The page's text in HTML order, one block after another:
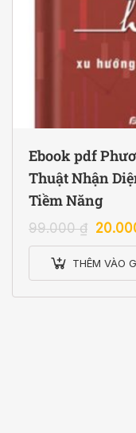
Ebook pdf
Thuật Nhận
Tiềm Năng
99.000₫
THÊM VÀO